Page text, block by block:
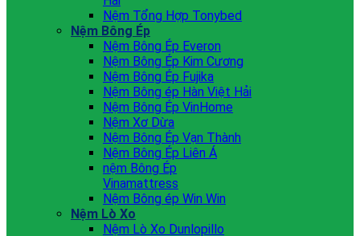
Nệm Tổng Hợp Tonybed
Nệm Bông Ép
Nệm Bông Ép Everon
Nệm Bông Ép Kim Cương
Nệm Bông Ép Fujika
Nệm Bông ép Hàn Việt Hải
Nệm Bông Ép VinHome
Nệm Xơ Dừa
Nệm Bông Ép Vạn Thành
Nệm Bông Ép Liên Á
nệm Bông Ép
Vinamattress
Nệm Bông ép Win Win
Nệm Lò Xo
Nệm Lò Xo Dunlopillo